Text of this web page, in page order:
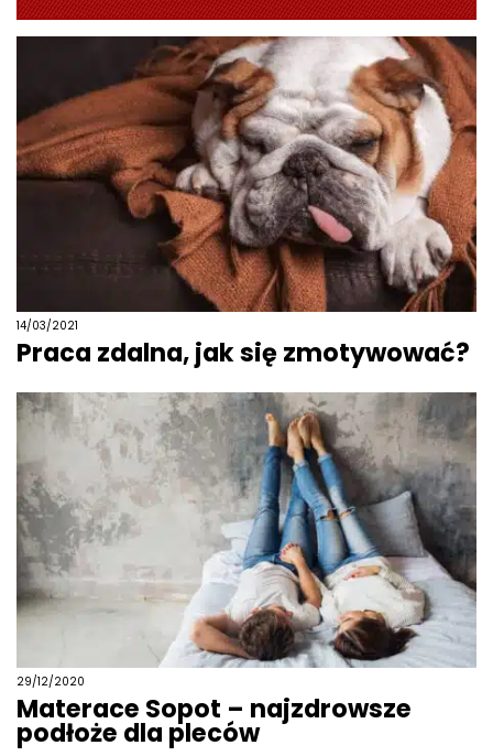
14/03/2021
Praca zdalna, jak się zmotywować?
29/12/2020
Materace Sopot – najzdrowsze
podłoże dla pleców